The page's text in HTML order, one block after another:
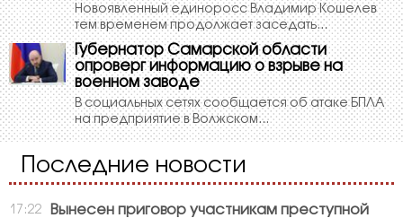
Новоявленный единоросс Владимир Кошелев
тем временем продолжает заседать...
Губернатор Самарской области
опроверг информацию о взрыве на
военном заводе
В социальных сетях сообщается об атаке БПЛА
на предприятие в Волжском...
Последние новости
17:22
Вынесен приговор участникам преступной